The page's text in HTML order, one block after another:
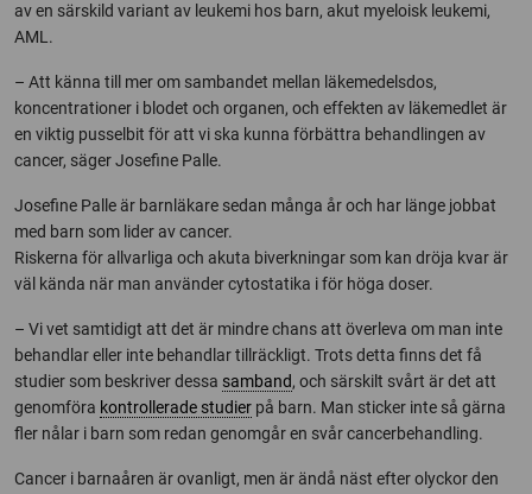
av en särskild variant av leukemi hos barn, akut myeloisk leukemi,
AML.
– Att känna till mer om sambandet mellan läkemedelsdos,
koncentrationer i blodet och organen, och effekten av läkemedlet är
en viktig pusselbit för att vi ska kunna förbättra behandlingen av
cancer, säger Josefine Palle.
Josefine Palle är barnläkare sedan många år och har länge jobbat
med barn som lider av cancer.
Riskerna för allvarliga och akuta biverkningar som kan dröja kvar är
väl kända när man använder cytostatika i för höga doser.
– Vi vet samtidigt att det är mindre chans att överleva om man inte
behandlar eller inte behandlar tillräckligt. Trots detta finns det få
studier som beskriver dessa samband, och särskilt svårt är det att
genomföra kontrollerade studier på barn. Man sticker inte så gärna
fler nålar i barn som redan genomgår en svår cancerbehandling.
Cancer i barnaåren är ovanligt, men är ändå näst efter olyckor den